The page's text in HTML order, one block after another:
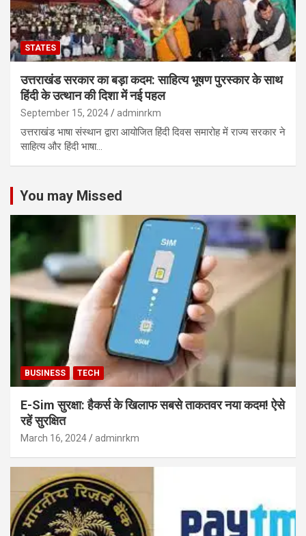
STATES
उत्तराखंड सरकार का बड़ा कदम: साहित्य भूषण पुरस्कार के साथ
हिंदी के उत्थान की दिशा में नई पहल
September 15, 2024 adminrkm
उत्तराखंड भाषा संस्थान द्वारा आयोजित हिंदी दिवस समारोह में राज्य सरकार ने
साहित्य और हिंदी भाषा…
You may Missed
BUSINESS TECH
E-Sim सुरक्षा: हैकर्स के खिलाफ सबसे ताकतवर नया कदम! ऐसे
रहें सुरक्षित
March 16, 2024 adminrkm